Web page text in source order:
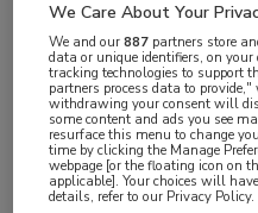
FUNCTIE
Overige beroepen medici
BRANCHE
Ziekenhuis
AANSTELLING
Niet nader bepaald
We Care About Your
We and our887 partners store
data or unique identifiers, on your
tracking technologies to support
partners process data to
withdrawing your consent will
some content and ads you see
resurface this menu to change
time by clicking the Manage
webpage [or the floating icon on
applicable]. Your choices will
details, refer to our Privacy Policy.